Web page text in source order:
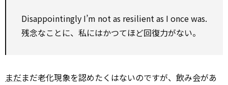
Disappointingly I’m not as resilient as I once was.
残念なことに、私にはかつてほど回復力がない。
まだまだ老化現象を認めたくはないのですが、飲み会があ